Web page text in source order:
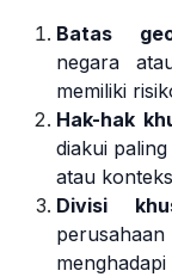
Batas
negara
memiliki
Hak-hak
diakui
atau
Divisi
perusahaan